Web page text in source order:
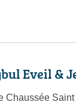
Eveil &
Chaussée